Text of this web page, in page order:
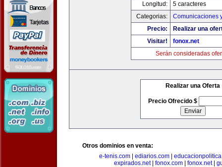
Longitud:
5 caracteres
Categorias:
Comunicaciones
Precio:
Realizar una
Visitar!
fonox.net
Serán consideradas
Realizar una Oferta
Precio Ofrecido $
Otros dominios en venta:
e-tenis.com
ediarios.com
expirados.net| fonox.com fonox.net|